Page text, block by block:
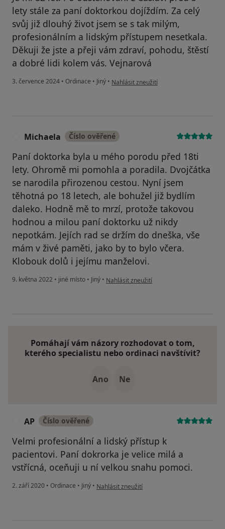
lety stále za paní doktorkou dojíždím. Za celý
svůj již dlouhý život jsem se s tak milým,
profesionálním a lidským přístupem nesetkala.
Děkuji že jste a přeji vám zdraví, pohodu, štěstí
a dobré lidi kolem vás. Vejnarová
3. července 2024 • Ordinace • Jiný • podle názoru uživatele Vejnarová Věra
Nahlásit zneužití
Michaela Číslo ověřené
Paní doktorka byla u mého porodu před 18ti
lety. Ohromě mi pomohla a poradila. Dvojčátka
se narodila přirozenou cestou. Nyní jsem
těhotná po 18 letech, ale bohužel již bydlím
daleko. Hodně mě to mrzí, protože takovou
hodnou a milou paní doktorku už nikdy
nepotkám. Jejích rad se držím do dneška, vše
mám v živé paměti, jako by to bylo včera.
Klobouk dolů i jejímu manželovi.
9. května 2022 • jiné místo • Jiný • podle názoru uživatele Michaela
Nahlásit zneužití
Pomáhají vám názory rozhodovat o tom,
kterého specialistu nebo ordinaci navštívit?
Ano Ne
AP Číslo ověřené
Velmi profesionální a lidský přístup k
pacientovi. Paní dokrorka je velice milá a
vstřícná, oceňuji u ní velkou snahu pomoci.
2. září 2020 • Ordinace • Jiný • podle názoru uživatele AP
Nahlásit zneužití